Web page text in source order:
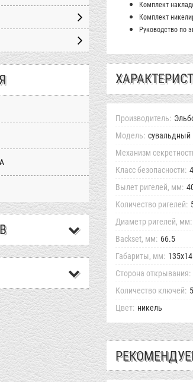
Комплект
Комплект
Руководство по
Производитель:
Модель: сувальдный
Механизм
Класс безопасности: 4
Вылет ригелей, мм:
Количество ригелей:
Диаметр ригелей, мм:
Backset, мм: 66.5
Габариты, мм:
Сторона открывания:
Количество ключей: 5
Цвет: никель